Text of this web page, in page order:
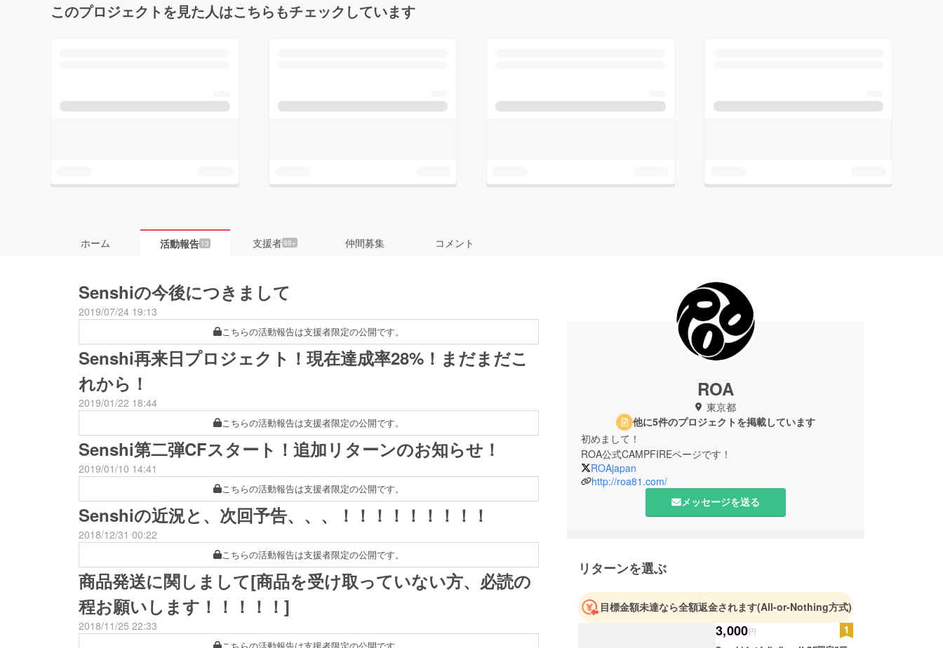
このプロジェクトを見た人はこちらもチェックしています
ホーム 活動報告 13 支援者99+ 仲間募集 コメント
Senshiの今後につきまして
2019/07/24 19:13
こちらの活動報告は支援者限定の公開です。
Senshi再来日プロジェクト！現在達成率28%！まだまだこ
れから！
2019/01/22 18:44
こちらの活動報告は支援者限定の公開です。
Senshi第二弾CFスタート！追加リターンのお知らせ！
2019/01/10 14:41
こちらの活動報告は支援者限定の公開です。
Senshiの近況と、次回予告、、、！！！！！！！！！
2018/12/31 00:22
こちらの活動報告は支援者限定の公開です。
商品発送に関しまして[商品を受け取っていない方、必読の
程お願いします！！！！！]
2018/11/25 22:33
ROA
東京都
他に5件のプロジェクトを掲載しています
初めまして！
ROA公式CAMPFIREページです！
ROAjapan
http://roa81.com/
メッセージを送る
リターンを選ぶ
目標金額未達なら全額返金されます(All-or-Nothing方式)
3,000円